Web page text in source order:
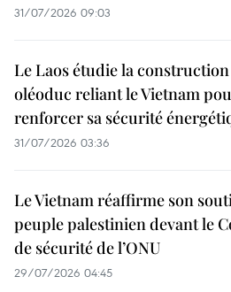
31/07/2026 09:03
Le Laos étudie la construction
oléoduc reliant le Vietnam
renforcer sa sécurité
31/07/2026 03:36
Le Vietnam réaffirme son
peuple palestinien devant le
de sécurité de l’ONU
29/07/2026 04:45